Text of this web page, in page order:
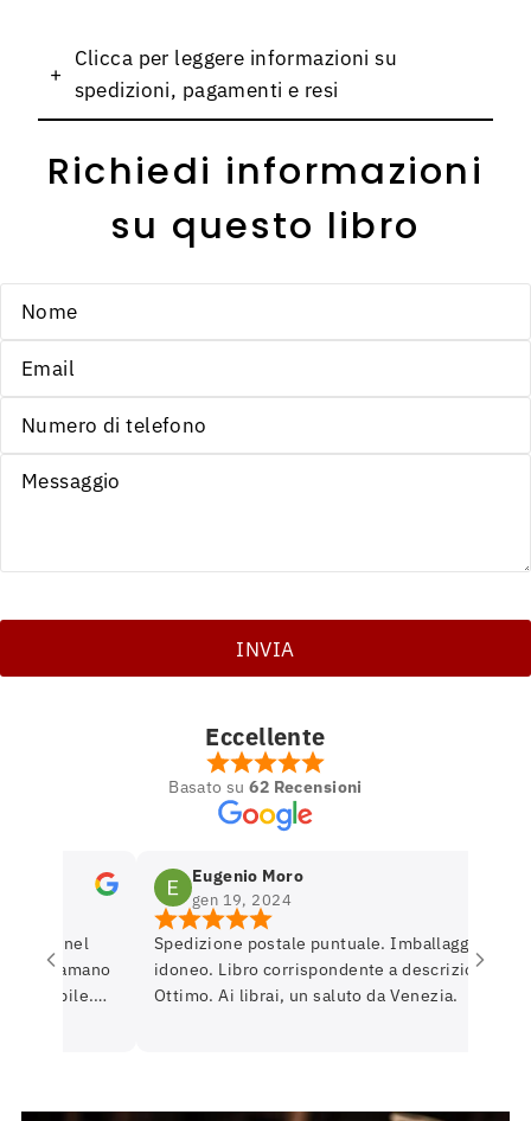
+
Clicca per leggere informazioni su
spedizioni, pagamenti e resi
Richiedi informazioni
su questo libro
Eccellente
Basato su 62 Recensioni
si amano
Eugenio Moro
gen 19, 2024
Spedizione postale puntuale. Imballaggio
idoneo. Libro corrispondente a descrizione.
Ottimo. Ai librai, un saluto da Venezia.